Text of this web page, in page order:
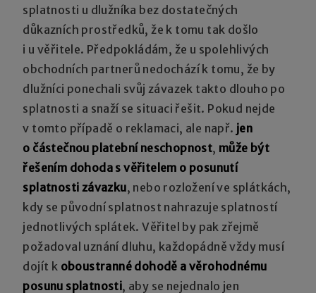
splatnosti u dlužníka bez dostatečných
důkazních prostředků, že k tomu tak došlo
i u věřitele. Předpokládám, že u spolehlivých
obchodních partnerů nedochází k tomu, že by
dlužníci ponechali svůj závazek takto dlouho po
splatnosti a snaží se situaci řešit. Pokud nejde
v tomto případě o reklamaci, ale např. jen
o částečnou platební neschopnost, může být
řešením dohoda s věřitelem o posunutí
splatnosti závazku, nebo rozložení ve splátkách,
kdy se původní splatnost nahrazuje splatností
jednotlivých splátek. Věřitel by pak zřejmě
požadoval uznání dluhu, každopádně vždy musí
dojít k oboustranné dohodě a věrohodnému
posunu splatnosti, aby se nejednalo jen